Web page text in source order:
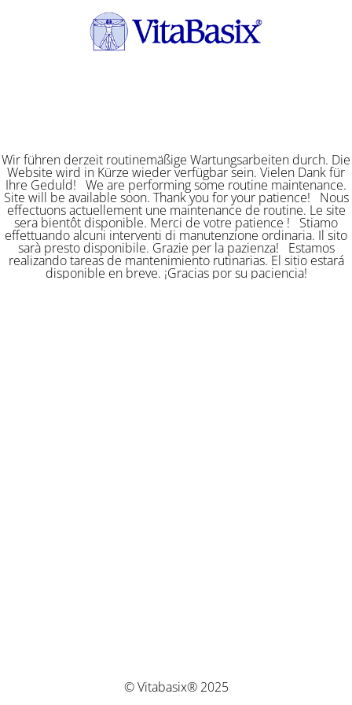
Wir führen derzeit routinemäßige Wartungsarbeiten durch. Die
Website wird in Kürze wieder verfügbar sein. Vielen Dank für
Ihre Geduld! We are performing some routine maintenance.
Site will be available soon. Thank you for your patience! Nous
effectuons actuellement une maintenance de routine. Le site
sera bientôt disponible. Merci de votre patience ! Stiamo
effettuando alcuni interventi di manutenzione ordinaria. Il sito
sarà presto disponibile. Grazie per la pazienza! Estamos
realizando tareas de mantenimiento rutinarias. El sitio estará
disponible en breve. ¡Gracias por su paciencia!
© Vitabasix® 2025